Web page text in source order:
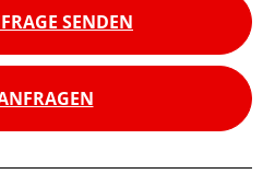
SENDEN